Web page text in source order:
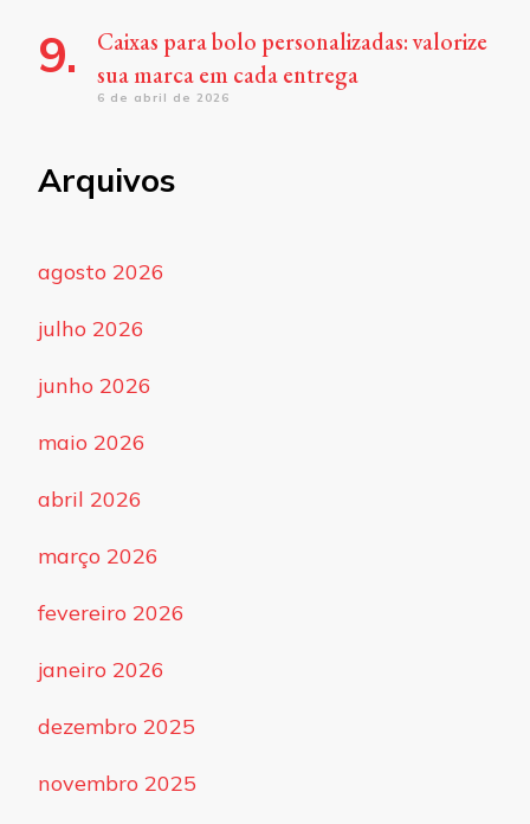
Caixas para bolo personalizadas: valorize
sua marca em cada entrega
6 de abril de 2026
Arquivos
agosto 2026
julho 2026
junho 2026
maio 2026
abril 2026
março 2026
fevereiro 2026
janeiro 2026
dezembro 2025
novembro 2025